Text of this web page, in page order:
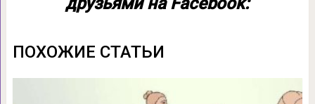
ПОХОЖИЕ СТАТЬИ